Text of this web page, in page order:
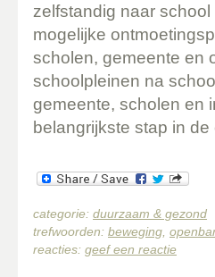
zelfstandig naar
mogelijke
scholen, gemeente en
schoolpleinen na
gemeente, scholen en
belangrijkste stap in
categorie: duurzaam & gezond
trefwoorden: beweging
reacties: geef een reactie